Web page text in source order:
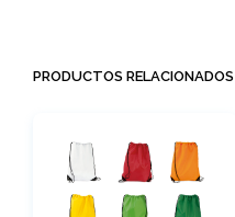
PRODUCTOS RELACIONADOS